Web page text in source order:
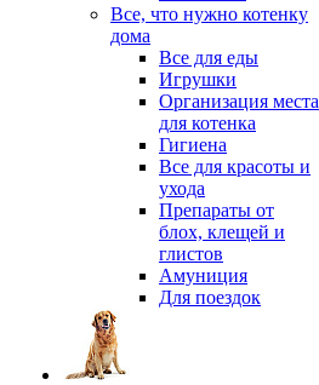
Все, что нужно котенку
дома
Все для еды
Игрушки
Организация места
для котенка
Гигиена
Все для красоты и
ухода
Препараты от
блох, клещей и
глистов
Амуниция
Для поездок